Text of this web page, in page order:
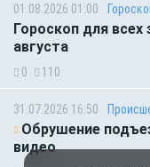
01.08.2026 01:00
Гороскоп для всех
августа
0 110
31.07.2026 16:50
Обрушение
видео